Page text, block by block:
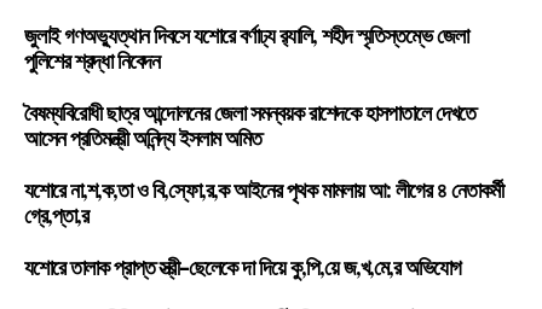
জুলাই গণঅভ্যুত্থান দিবসে যশোরে বর্ণাঢ্য র‍্যালি, শহীদ স্মৃতিস্তম্ভে জেলা
পুলিশের শ্রদ্ধা নিবেদন
বৈষম্যবিরোধী ছাত্র আন্দোলনের জেলা সমন্বয়ক রাশেদকে হাসপাতালে দেখতে
আসেন প্রতিমন্ত্রী অনিন্দ্য ইসলাম অমিত
যশোরে না,শ,ক,তা ও বি,স্ফো,র,ক আইনের পৃথক মামলায় আ: লীগের ৪ নেতাকর্মী
গ্রে,প্তা,র
যশোরে তালাক প্রাপ্ত স্ত্রী-ছেলেকে দা দিয়ে কু,পি,য়ে জ,খ,মে,র অভিযোগ